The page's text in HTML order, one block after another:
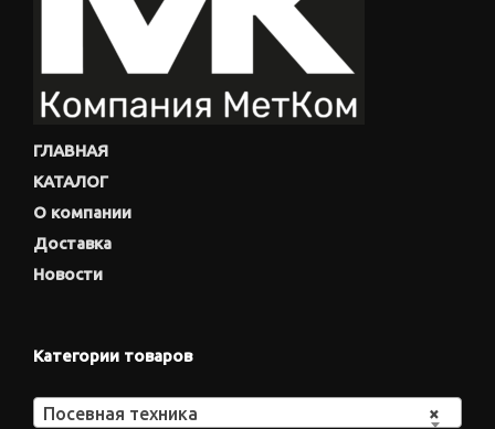
ГЛАВНАЯ
КАТАЛОГ
О компании
Доставка
Новости
Категории товаров
×
Посевная техника